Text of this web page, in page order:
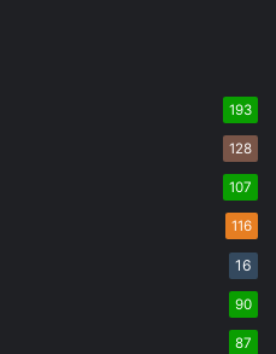
193
128
107
116
16
90
87